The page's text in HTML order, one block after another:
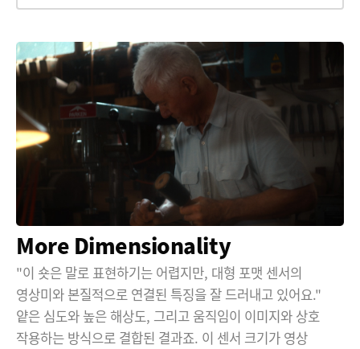
More Dimensionality
"이 숏은 말로 표현하기는 어렵지만, 대형 포맷 센서의
영상미와 본질적으로 연결된 특징을 잘 드러내고 있어요."
얕은 심도와 높은 해상도, 그리고 움직임이 이미지와 상호
작용하는 방식으로 결합된 결과죠. 이 센서 크기가 영상